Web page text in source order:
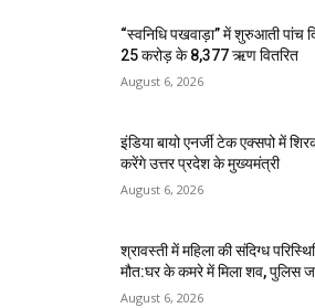
“स्वनिधि पखवाड़ा” में शुरुआती पांच
25 करोड़ के 8,377 ऋण वितरित
August 6, 2026
इंडिया बायो एनर्जी टेक एक्सपो में
करेंगे उत्तर प्रदेश के मुख्यमंत्री
August 6, 2026
श्रावस्ती में महिला की संदिग्ध
मौत:घर के कमरे में मिला शव, पुलिस
August 6, 2026